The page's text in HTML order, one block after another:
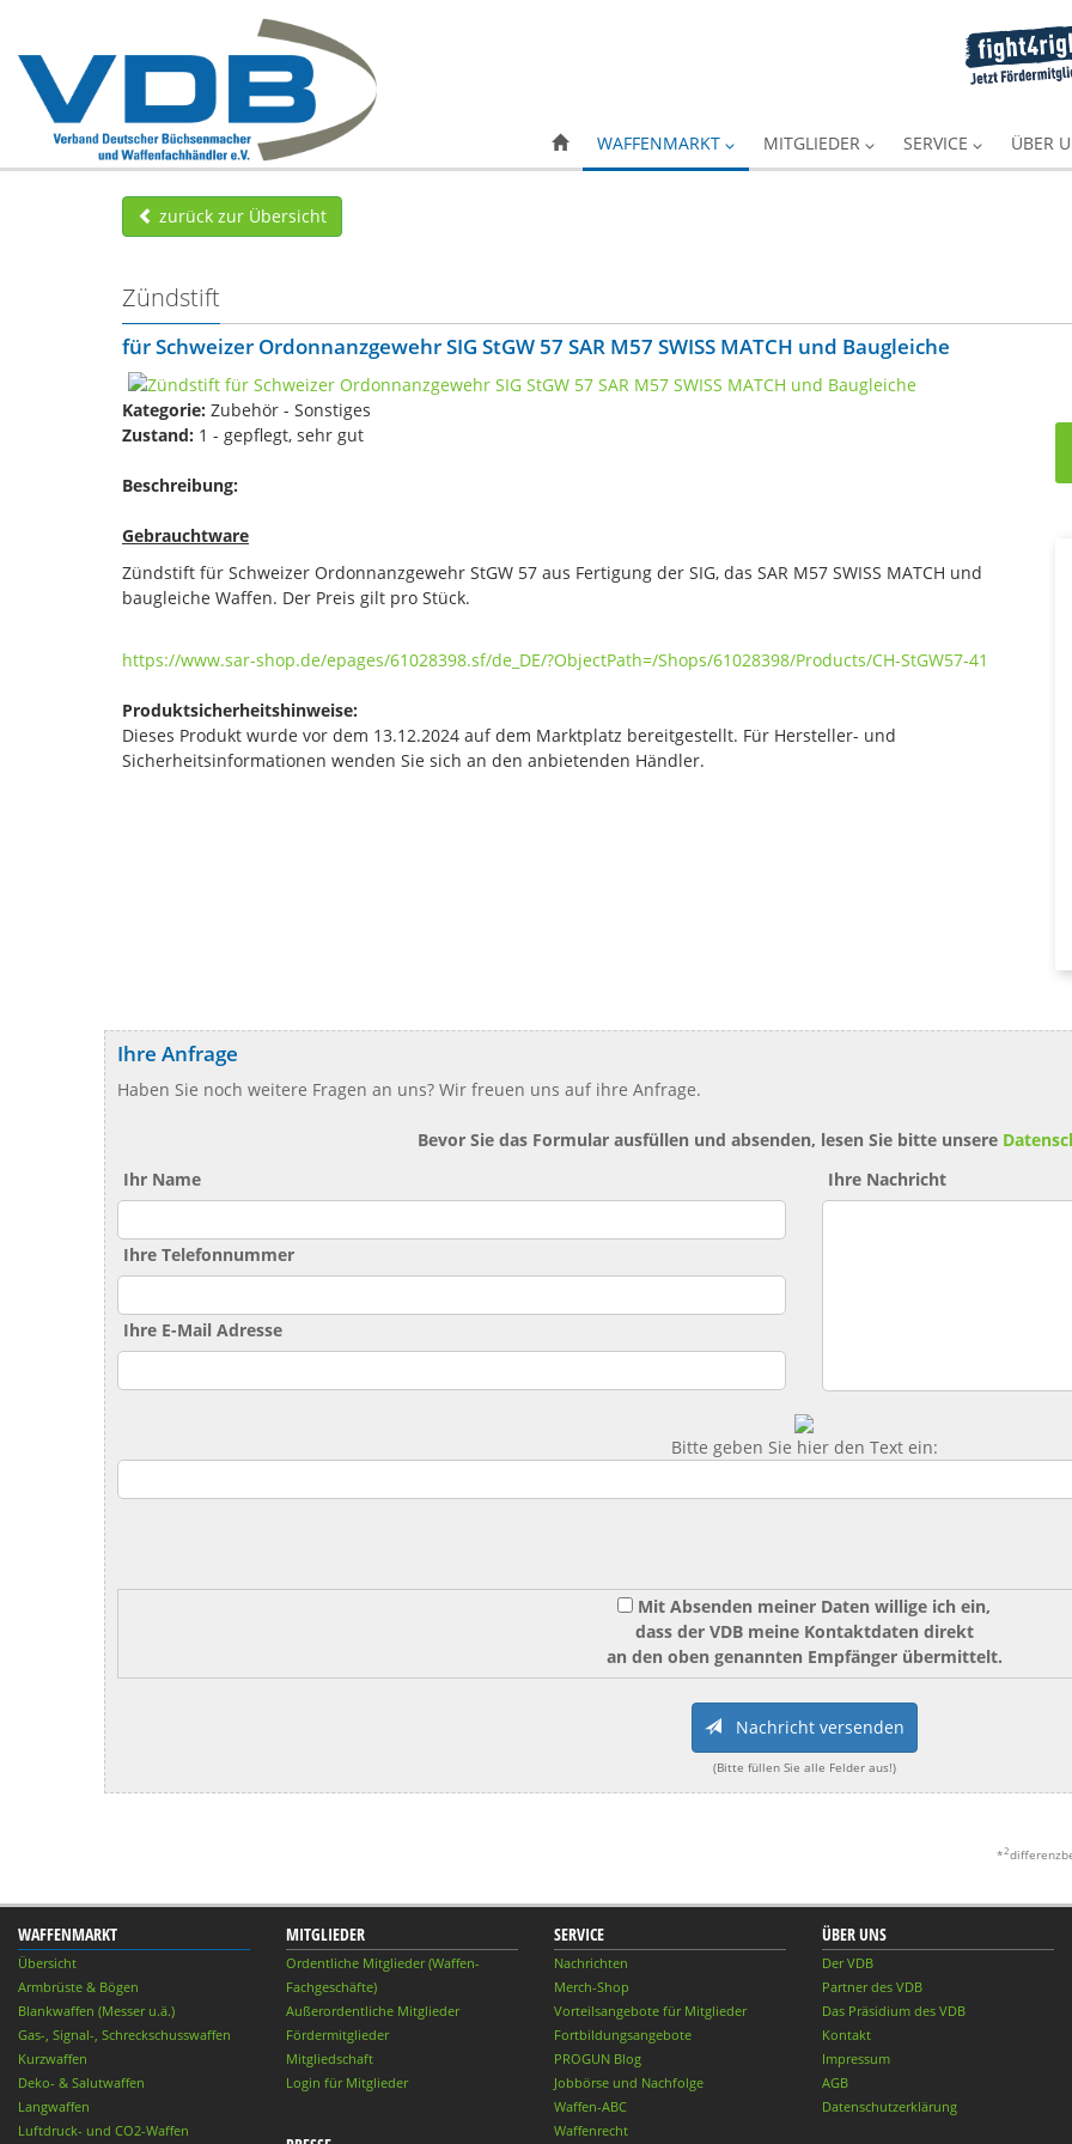
WAFFENMARKT MITGLIEDER SERVICE ÜBER
zurück zur Übersicht
Zündstift
für Schweizer Ordonnanzgewehr SIG StGW 57 SAR M57 SWISS MATCH und Baugleiche
Kategorie: Zubehör - Sonstiges
Zustand: 1 - gepflegt, sehr gut
Beschreibung:
Gebrauchtware
Zündstift für Schweizer Ordonnanzgewehr StGW 57 aus Fertigung der SIG, das SAR M57 SWISS MATCH und
baugleiche Waffen. Der Preis gilt pro Stück.
https://www.sar-shop.de/epages/61028398.sf/de_DE/?ObjectPath=/Shops/61028398/Products/CH-StGW57-41
Produktsicherheitshinweise:
Dieses Produkt wurde vor dem 13.12.2024 auf dem Marktplatz bereitgestellt. Für Hersteller- und
Sicherheitsinformationen wenden Sie sich an den anbietenden Händler.
Ihre Anfrage
Haben Sie noch weitere Fragen an uns? Wir freuen uns auf ihre Anfrage.
Bevor Sie das Formular ausfüllen und absenden, lesen Sie bitte unsere
Ihr Name
Ihre Telefonnummer
Ihre E-Mail Adresse
Ihre Nachricht
Bitte geben Sie hier den Text ein:
Mit Absenden meiner Daten willige ich ein,
dass der VDB meine Kontaktdaten direkt
an den oben genannten Empfänger übermittelt.
Nachricht versenden
(Bitte füllen Sie alle Felder aus!)
*2
WAFFENMARKT
Übersicht
Armbrüste & Bögen
Blankwaffen (Messer u.ä.)
Gas-, Signal-, Schreckschusswaffen
Kurzwaffen
Deko- & Salutwaffen
Langwaffen
Luftdruck- und CO2-Waffen
MITGLIEDER
Ordentliche Mitglieder (Waffen-
Fachgeschäfte)
Außerordentliche Mitglieder
Fördermitglieder
Mitgliedschaft
Login für Mitglieder
SERVICE
Nachrichten
Merch-Shop
Vorteilsangebote für Mitglieder
Fortbildungsangebote
PROGUN Blog
Jobbörse und Nachfolge
Waffen-ABC
Waffenrecht
ÜBER UNS
Der VDB
Partner des VDB
Das Präsidium des VDB
Kontakt
Impressum
AGB
Datenschutzerklärung